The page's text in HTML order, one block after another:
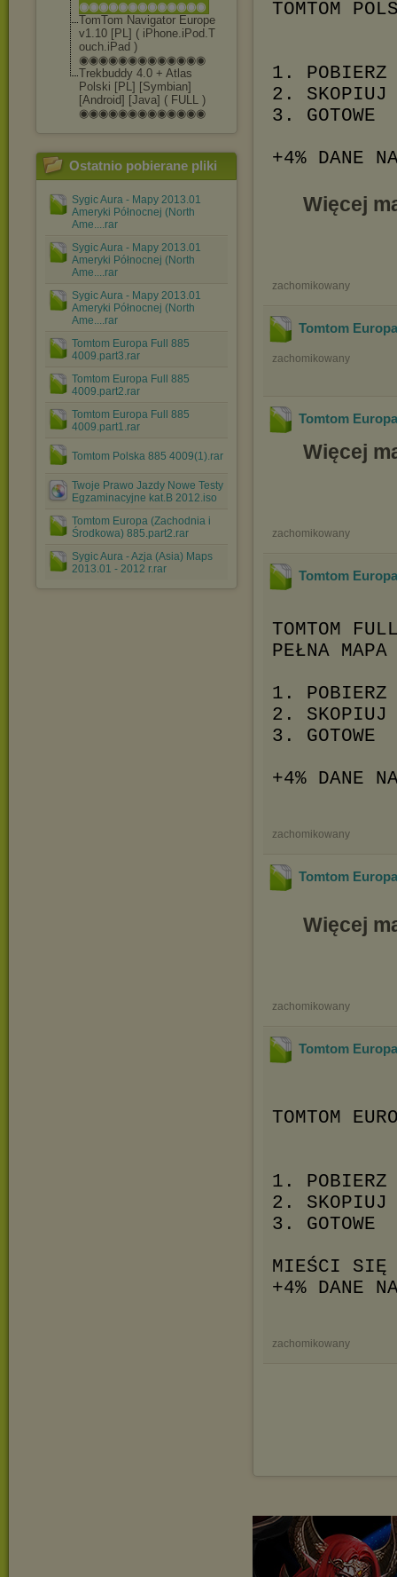
◉◉◉◉◉◉◉◉◉◉◉◉◉
TomTom Navigator Europe
v1.10 [PL] ( iPhone.iPod.T
ouch.iPad )
◉◉◉◉◉◉◉◉◉◉◉◉◉
Trekbuddy 4.0 + Atlas
Polski [PL] [Symbian]
[Android] [Java] ( FULL )
◉◉◉◉◉◉◉◉◉◉◉◉◉
Ostatnio pobierane pliki
Sygic Aura - Mapy 2013.01
Ameryki Północnej (North
Ame....rar
Sygic Aura - Mapy 2013.01
Ameryki Północnej (North
Ame....rar
Sygic Aura - Mapy 2013.01
Ameryki Północnej (North
Ame....rar
Tomtom Europa Full 885
4009.part3.rar
Tomtom Europa Full 885
4009.part2.rar
Tomtom Europa Full 885
4009.part1.rar
Tomtom Polska 885 4009(1).rar
Twoje Prawo Jazdy Nowe Testy
Egzaminacyjne kat.B 2012.iso
Tomtom Europa (Zachodnia i
Środkowa) 885.part2.rar
Sygic Aura - Azja (Asia) Maps
2013.01 - 2012 r.rar
TOMTOM
1. POBIERZ
2. SKOPIUJ
3. GOTOWE
+4% DANE
Więcej
zachomikowany
Tomtom
zachomikowany
Tomtom
Więcej
zachomikowany
Tomtom
TOMTOM
PEŁNA MAPA
1. POBIERZ
2. SKOPIUJ
3. GOTOWE
+4% DANE
zachomikowany
Tomtom
Więcej
zachomikowany
Tomtom
TOMTOM
1. POBIERZ
2. SKOPIUJ
3. GOTOWE
MIEŚCI SIĘ
+4% DANE
zachomikowany